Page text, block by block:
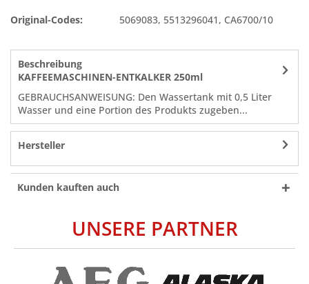
Original-Codes: 5069083, 5513296041 , CA6700/10
Beschreibung
KAFFEEMASCHINEN-ENTKALKER 250ml
GEBRAUCHSANWEISUNG: Den Wassertank mit 0,5 Liter
Wasser und eine Portion des Produkts zugeben...
Hersteller
Kunden kauften auch
UNSERE PARTNER